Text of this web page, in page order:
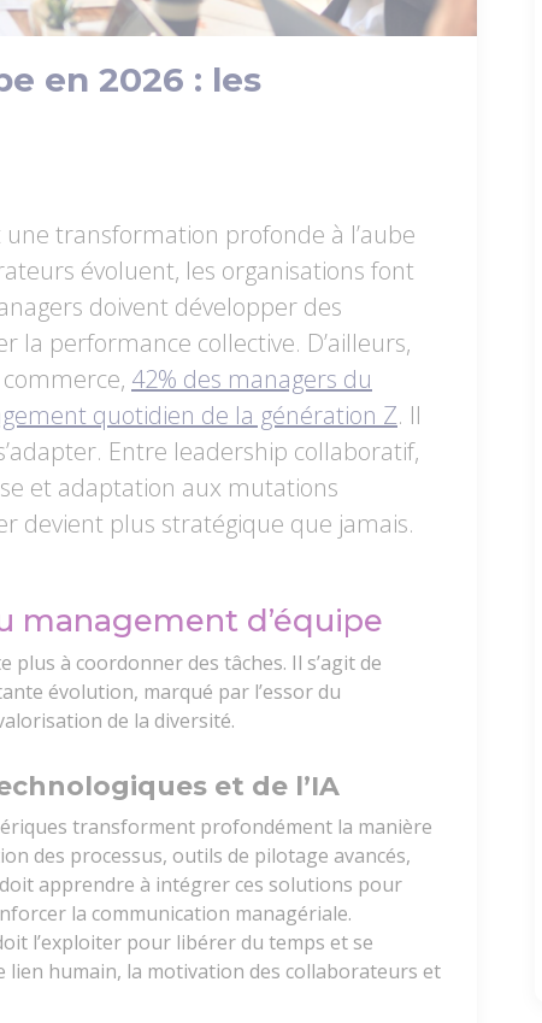
en 2026 : les
transformation profonde à l’aube
évoluent, les organisations font
doivent développer des
la performance collective. D’ailleurs,
42% des managers du
quotidien de la génération Z. Il
Entre leadership collaboratif,
et adaptation aux mutations
devient plus stratégique que jamais.
management d’équipe
plus à coordonner des tâches. Il s’agit de
évolution, marqué par l’essor du
de la diversité.
et de l’IA
transforment profondément la manière
des processus, outils de pilotage avancés,
apprendre à intégrer ces solutions pour
la communication managériale.
l’exploiter pour libérer du temps et se
lien humain, la motivation des collaborateurs et